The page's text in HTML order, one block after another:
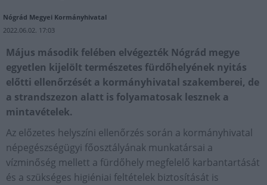
Nógrád Megyei Kormányhivatal
2022.06.02. 17:03
Május második felében elvégezték Nógrád megye
egyetlen kijelölt természetes fürdőhelyének nyitás
előtti ellenőrzését a kormányhivatal szakemberei, de
a strandszezon alatt is folyamatosak lesznek a
mintavételek.
Az előzetes helyszíni ellenőrzés során a kormányhivatal
népegészségügyi főosztályának munkatársai a
vízminőség mellett a fürdőhely megfelelő karbantartását
és a szükséges higiéniai feltételek biztosítását is